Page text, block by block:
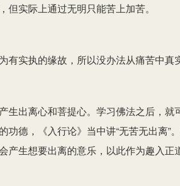
但实际上通过无明只能苦上加苦。
有实执的缘故，所以没办法从痛苦中真
生出离心和菩提心。学习佛法之后，
功德，《入行论》当中讲“无苦无出离”
产生想要出离的意乐，以此作为趣入